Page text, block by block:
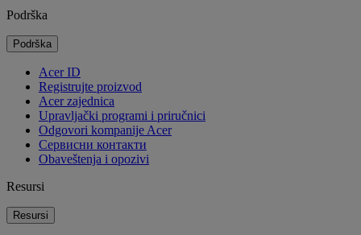
Podrška
Podrška
Acer ID
Registrujte proizvod
Acer zajednica
Upravljački programi i priručnici
Odgovori kompanije Acer
Cервисни контакти
Obaveštenja i opozivi
Resursi
Resursi